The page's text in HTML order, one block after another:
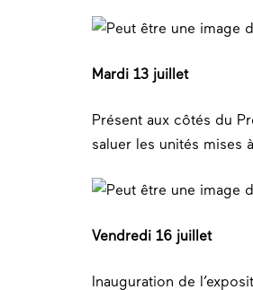
Mardi 13 juillet
Présent aux côtés du
saluer les unités mises
Vendredi 16 juillet
Inauguration de